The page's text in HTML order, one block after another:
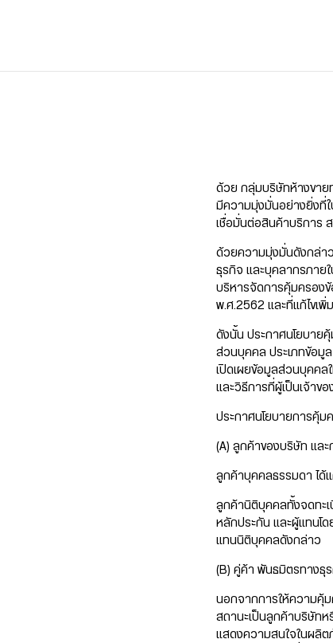
ด้วย กลุ่มบริษัทห้างขาย
มีความมุ่งมั่นอย่างยิ่งที่
เชื่อมั่นต่อสินค้าบริการ
ด้วยความมุ่งมั่นดังกล่า
ธุรกิจ และบุคลากรภาย
บริหารจัดการคุ้มครอง
พ.ศ.2562 และที่แก้ไขเพิ่
ดังนั้น ประกาศนโยบาย
ส่วนบุคคล ประเภทข้อมู
เปิดเผยข้อมูลส่วนบุคค
และวิธีการที่ผู้เป็นเจ้าข
ประกาศนโยบายการคุ้ม
(A) ลูกค้าของบริษัท และ
ลูกค้าบุคคลธรรมดา ได้
ลูกค้านิติบุคคลทั้งจดทะเ
หลักประกัน และผู้แทนโ
แทนนิติบุคคลดังกล่าว
(B) คู่ค้า พันธมิตรทางธุ
นอกจากการให้ความคุ้
สถานะเป็นลูกค้าบริษัท
แสดงความสนใจในผลิ